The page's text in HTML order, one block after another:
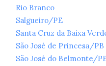
Rio Branco
Salgueiro/PE
Santa Cruz da Baixa
São José de Princesa/PB
São José do Belmonte/